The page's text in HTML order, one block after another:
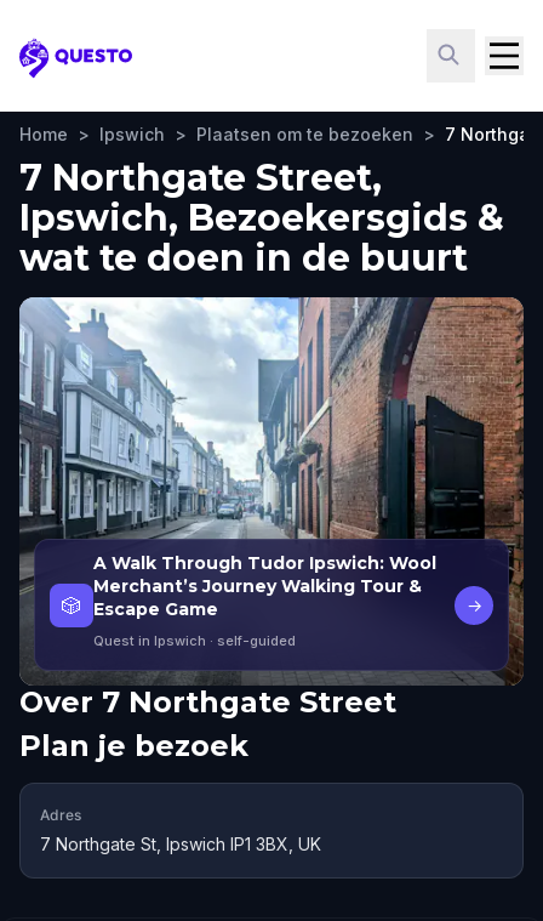
Questo
Home > Ipswich > Plaatsen om te bezoeken > 7
7 Northgate Street,
Ipswich, Bezoekersgids &
wat te doen in de buurt
🎲
A Walk Through Tudor Ipswich: Wool
Merchant’s Journey Walking Tour &
Escape Game
Quest in Ipswich · self-guided
→
Over 7 Northgate Street
Plan je bezoek
Adres
7 Northgate St, Ipswich IP1 3BX, UK